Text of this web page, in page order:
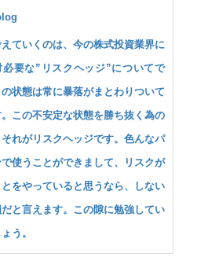
ていくのは、今の株式投資業界に
必要な”リスクヘッジ”についてで
状態は常に暴落がまとわりついて
。この不安定な状態を勝ち抜く為の
れがリスクヘッジです。色んなパ
使うことができまして、リスクが
をやっていると思うなら、しない
と言えます。この隙に勉強してい
う。